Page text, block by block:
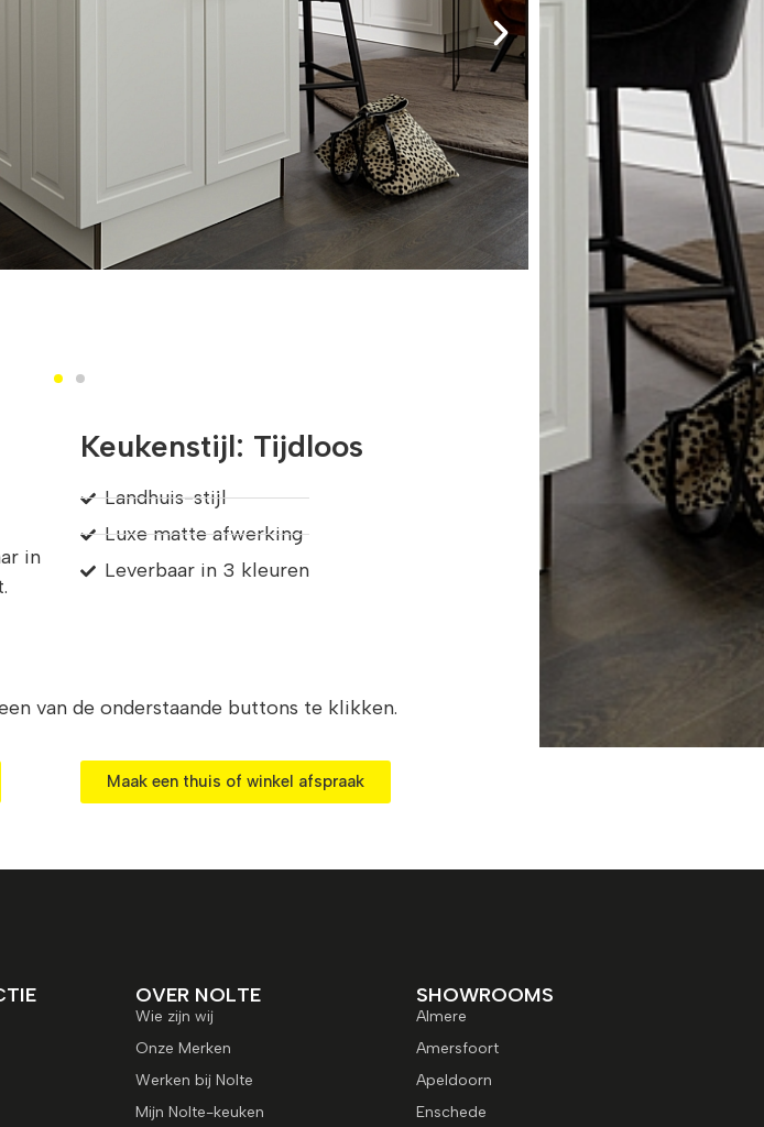
in
Keukenstijl: Tijdloos
Landhuis-stijl
Luxe matte afwerking
Leverbaar in 3 kleuren
van de onderstaande buttons te klikken.
Maak een thuis of winkel afspraak
OVER NOLTE
Wie zijn wij
Onze Merken
Werken bij Nolte
Mijn Nolte-keuken
SHOWROOMS
Almere
Amersfoort
Apeldoorn
Enschede